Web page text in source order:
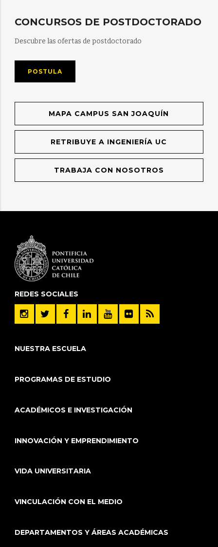
CONCURSOS DE POSTDOCTORADO
Descubre las ofertas de postdoctorado
POSTULA
MAPA CAMPUS SAN JOAQUÍN
RETRIBUYE A INGENIERÍA UC
TRABAJA CON NOSOTROS
REDES SOCIALES
NUESTRA ESCUELA
PROGRAMAS DE ESTUDIO
ACADÉMICOS E INVESTIGACIÓN
INNOVACIÓN Y EMPRENDIMIENTO
VIDA UNIVERSITARIA
VINCULACIÓN CON EL MEDIO
DEPARTAMENTOS Y ÁREAS ACADÉMICAS